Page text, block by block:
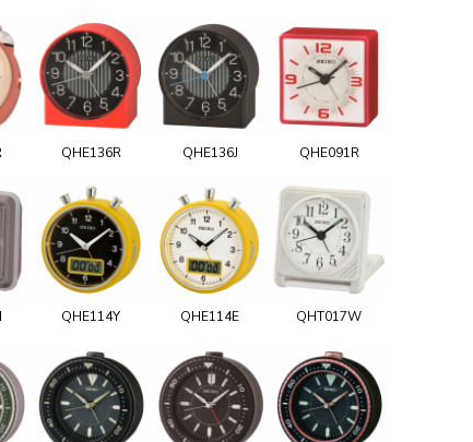
QHE136R QHE136J QHE091R
QHE114Y QHE114E QHT017W